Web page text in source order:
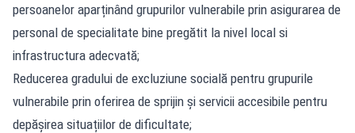
persoanelor aparținând grupurilor vulnerabile prin asigurarea de
personal de specialitate bine pregătit la nivel local si
infrastructura adecvată;
Reducerea gradului de excluziune socială pentru grupurile
vulnerabile prin oferirea de sprijin și servicii accesibile pentru
depășirea situațiilor de dificultate;